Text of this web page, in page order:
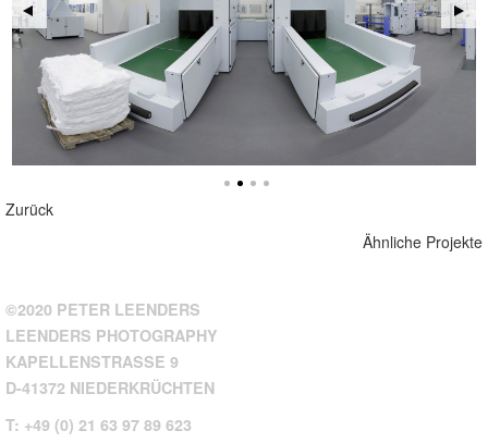
Zurück
Ähnliche Projekte
©2020 PETER LEENDERS
LEENDERS PHOTOGRAPHY
KAPELLENSTRASSE 9
D-41372 NIEDERKRÜCHTEN
T: +49 (0) 21 63 97 89 623